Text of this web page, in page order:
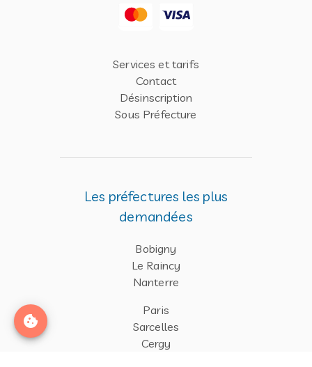
Services et tarifs
Contact
Désinscription
Sous Préfecture
Les préfectures les plus
demandées
Bobigny
Le Raincy
Nanterre
Paris
Sarcelles
Cergy